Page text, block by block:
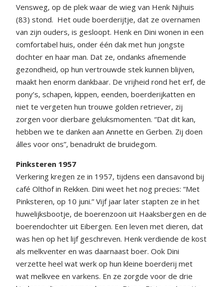
Vensweg, op de plek waar de wieg van Henk Nijhuis
(83) stond. Het oude boerderijtje, dat ze overnamen
van zijn ouders, is gesloopt. Henk en Dini wonen in een
comfortabel huis, onder één dak met hun jongste
dochter en haar man. Dat ze, ondanks afnemende
gezondheid, op hun vertrouwde stek kunnen blijven,
maakt hen enorm dankbaar. De vrijheid rond het erf, de
pony’s, schapen, kippen, eenden, boerderijkatten en
niet te vergeten hun trouwe golden retriever, zij
zorgen voor dierbare geluksmomenten. “Dat dit kan,
hebben we te danken aan Annette en Gerben. Zij doen
álles voor ons”, benadrukt de bruidegom.
Pinksteren 1957
Verkering kregen ze in 1957, tijdens een dansavond bij
café Olthof in Rekken. Dini weet het nog precies: “Met
Pinksteren, op 10 juni.” Vijf jaar later stapten ze in het
huwelijksbootje, de boerenzoon uit Haaksbergen en de
boerendochter uit Eibergen. Een leven met dieren, dat
was hen op het lijf geschreven. Henk verdiende de kost
als melkventer en was daarnaast boer. Ook Dini
verzette heel wat werk op hun kleine boerderij met
wat melkvee en varkens. En ze zorgde voor de drie